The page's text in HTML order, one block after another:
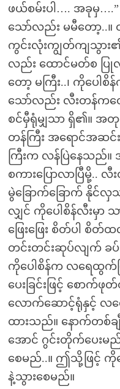
ဖယ်စမ်းပါ…. အခုမှ
သော်လည်း မမီတော့..။
ကွင်းလုံးကျွတ်ကျသွား၏
လည်း ထောင်မတ်စ ပြု
တော့ မကြီး..၊ ကိုပေါ
သော်လည်း လီးတန်က
စင်မှီရုံမျှသာ ရှိ၏။
တန်ကြီး အရောင်အဆင်
ကြီးက လန်ပြဲနေသ
စကားပြောလာပြီမို့..
မွဲခြောက်ခြောက် နိုင်
လျှင် ကိုပေါစိန်လီးမှာ
ဖြေးဖြေး စိတ်ပါ စိတ်
တင်းတင်းဆုပ်လျက်
ကိုပေါစိန်က လရေထွက်မြ
ပေးခြင်းဖြင့် စောက်
လောက်ဆောင့်ရုံနှင့်
ထားသည်။ နောက်တစ်ခ
အောင် ဂွင်းတိုက်ပေး
စေမည်..။ ဤသို့ဖြင့် ကို
နဲ့သွားစေမည်။